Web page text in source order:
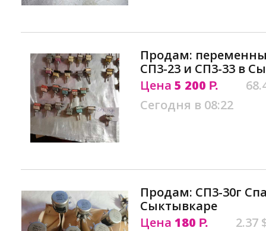
Продам:
СП3-23 и СП3-33 в
Цена 5 200 Р.
Сегодня в 08:22
Продам: СП3-30г
Сыктывкаре
Цена 180 Р.
2.37